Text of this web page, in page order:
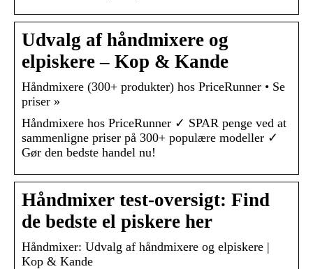
Udvalg af håndmixere og
elpiskere – Kop & Kande
Håndmixere (300+ produkter) hos PriceRunner • Se
priser »
Håndmixere hos PriceRunner ✓ SPAR penge ved at
sammenligne priser på 300+ populære modeller ✓
Gør den bedste handel nu!
Håndmixer test-oversigt: Find
de bedste el piskere her
Håndmixer: Udvalg af håndmixere og elpiskere |
Kop & Kande